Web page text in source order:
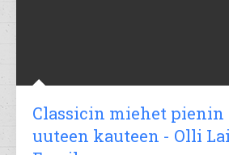
Classicin miehet
uuteen kauteen - Olli